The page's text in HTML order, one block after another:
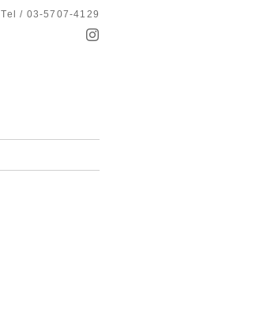
Tel / 03-5707-4129